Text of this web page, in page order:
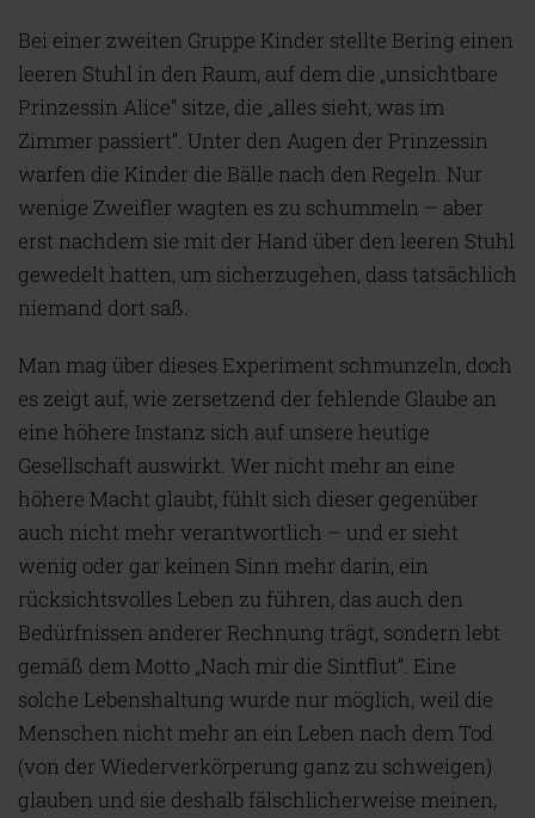
Bei einer zweiten Gruppe Kinder stellte Bering einen
leeren Stuhl in den Raum, auf dem die „unsichtbare
Prinzessin Alice“ sitze, die „alles sieht, was im
Zimmer passiert“. Unter den Augen der Prinzessin
warfen die Kinder die Bälle nach den Regeln. Nur
wenige Zweifler wagten es zu schummeln – aber
erst nachdem sie mit der Hand über den leeren Stuhl
gewedelt hatten, um sicherzugehen, dass tatsächlich
niemand dort saß.
Man mag über dieses Experiment schmunzeln, doch
es zeigt auf, wie zersetzend der fehlende Glaube an
eine höhere Instanz sich auf unsere heutige
Gesellschaft auswirkt. Wer nicht mehr an eine
höhere Macht glaubt, fühlt sich dieser gegenüber
auch nicht mehr verantwortlich – und er sieht
wenig oder gar keinen Sinn mehr darin, ein
rücksichtsvolles Leben zu führen, das auch den
Bedürfnissen anderer Rechnung trägt, sondern lebt
gemäß dem Motto „Nach mir die Sintflut“. Eine
solche Lebenshaltung wurde nur möglich, weil die
Menschen nicht mehr an ein Leben nach dem Tod
(von der Wiederverkörperung ganz zu schweigen)
glauben und sie deshalb fälschlicherweise meinen,